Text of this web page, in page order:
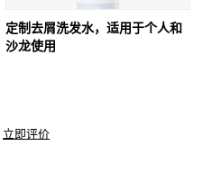
定制去屑洗发水，适用于个人和
沙龙使用
立即评价